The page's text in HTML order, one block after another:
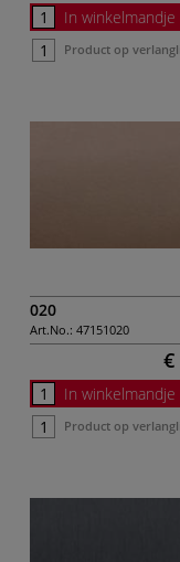
In winkelmandje
Product op
020
Art.No.: 47151020
€
In winkelmandje
Product op